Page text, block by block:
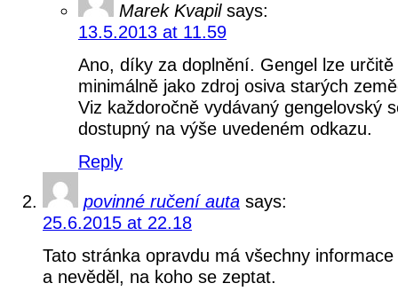
Marek Kvapil says:
13.5.2013 at 11.59
Ano, díky za doplnění. Gengel lze
minimálně jako zdroj osiva starých
Viz každoročně vydávaný gengelovský
dostupný na výše uvedeném odkazu.
Reply
povinné ručení auta says:
25.6.2015 at 22.18
Tato stránka opravdu má všechny
a nevěděl, na koho se zeptat.